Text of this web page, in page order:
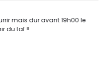
mais dur avant 19h00 le
du taf !!